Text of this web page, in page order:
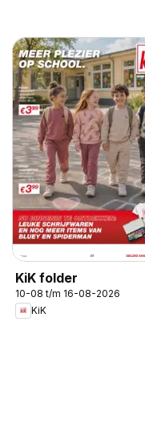
KiK folder
10-08 t/m 16-08-2026
KiK